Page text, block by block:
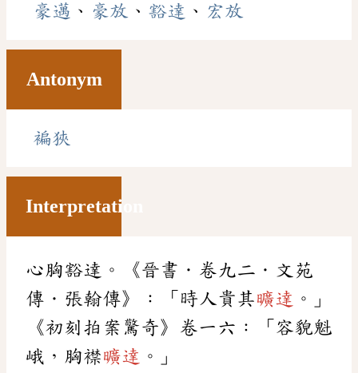
豪邁 、 豪放 、 豁達 、 宏放
Antonym
褊狹
Interpretation
心胸豁達。《晉書．卷九二．文苑
傳．張翰傳》：「時人貴其曠達 。」
《初刻拍案驚奇》卷一六：「容貌魁
峨，胸襟曠達 。」